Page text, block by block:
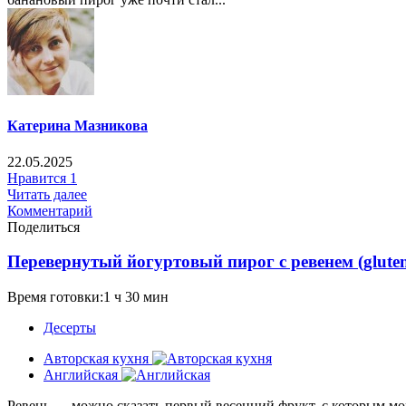
Катерина Мазникова
22.05.2025
Нравится 1
Читать далее
Комментарий
Поделиться
Перевернутый йогуртовый пирог с ревенем
Время готовки:1 ч 30 мин
Десерты
Авторская кухня
Английская